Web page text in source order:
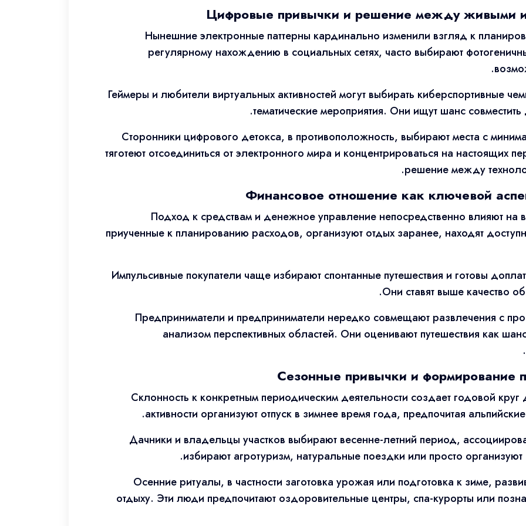
Цифровые привычки и решение между живыми и
Нынешние электронные паттерны кардинально изменили взгляд к
регулярному нахождению в социальных сетях, часто выбирают
Геймеры и любители виртуальных активностей могут выбирать киберспортивные
тематические мероприятия. Они ищут шанс
Сторонники цифрового детокса, в противоположность, выбирают места с
тяготеют отсоединиться от электронного мира и концентрироваться на настоящих
решение между
Финансовое отношение как ключевой
Подход к средствам и денежное управление непосредственно влияют
приученные к планированию расходов, организуют отдых заранее, находят
Импульсивные покупатели чаще избирают спонтанные путешествия и готовы
Они ставят выше качество
Предприниматели и предприниматели нередко совмещают развлечения с
анализом перспективных областей. Они оценивают путешествия как
Сезонные привычки и формирование
Склонность к конкретным периодическим деятельности создает годовой
активности организуют отпуск в зимнее время года, предпочитая
Дачники и владельцы участков выбирают весенне-летний период,
избирают агротуризм, натуральные поездки или просто организуют
Осенние ритуалы, в частности заготовка урожая или подготовка к зиме,
отдыху. Эти люди предпочитают оздоровительные центры, спа-курорты или